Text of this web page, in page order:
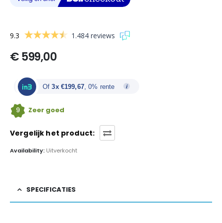
9.3 1.484 reviews
€599,00
Of3x €199,67, 0% rente
9 Zeer goed
Vergelijk het product:
Availability: Uitverkocht
SPECIFICATIES